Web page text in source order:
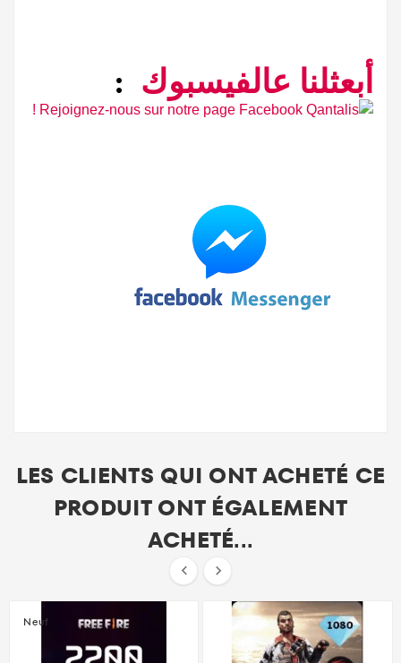
أبعثلنا عالفيسبوك :
LES CLIENTS QUI ONT ACHETÉ CE
PRODUIT ONT ÉGALEMENT
ACHETÉ...
 
Neuf